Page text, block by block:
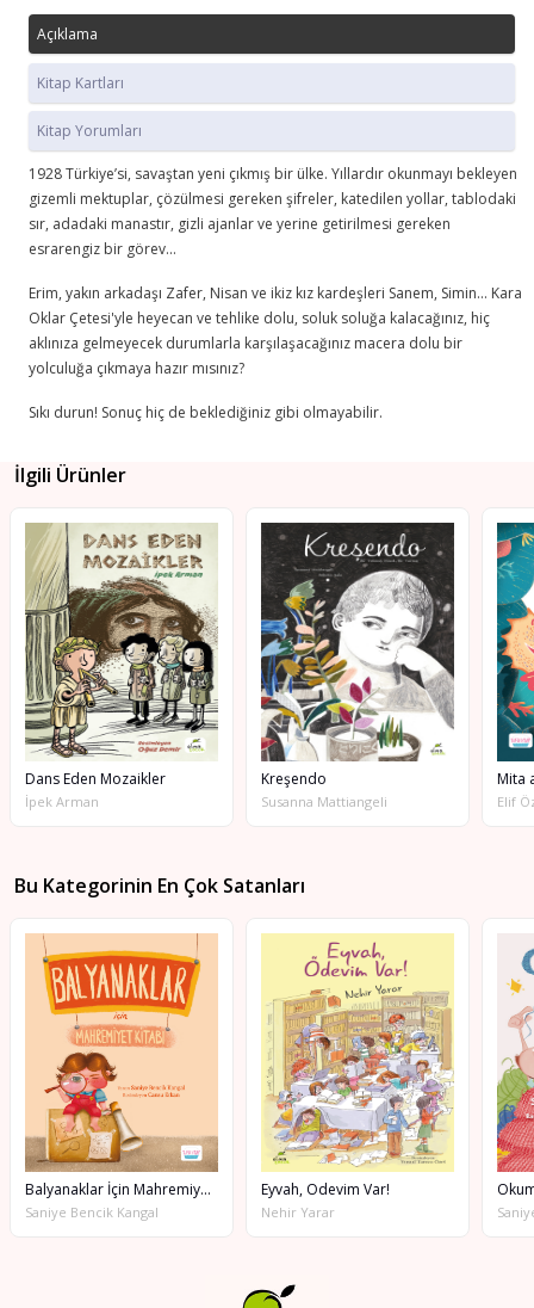
Açıklama
Kitap Kartları
Kitap Yorumları
1928 Türkiye’si, savaştan yeni çıkmış bir ülke. Yıllardır okunmayı bekleyen
gizemli mektuplar, çözülmesi gereken şifreler, katedilen yollar, tablodaki
sır, adadaki manastır, gizli ajanlar ve yerine getirilmesi gereken
esrarengiz bir görev...
Erim, yakın arkadaşı Zafer, Nisan ve ikiz kız kardeşleri Sanem, Simin... Kara
Oklar Çetesi'yle heyecan ve tehlike dolu, soluk soluğa kalacağınız, hiç
aklınıza gelmeyecek durumlarla karşılaşacağınız macera dolu bir
yolculuğa çıkmaya hazır mısınız?
Sıkı durun! Sonuç hiç de beklediğiniz gibi olmayabilir.
İlgili Ürünler
Dans Eden Mozaikler
İpek Arman
Kreşendo
Susanna Mattiangeli Elif
Bu Kategorinin En Çok Satanları
Balyanaklar İçin Mahremiyet Kitabı
Saniye Bencik Kangal
Eyvah, Ödevim Var!
Nehir Yarar